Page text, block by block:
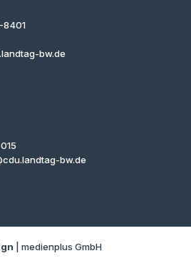
8401
bw.de
bw.de
| medienplus GmbH